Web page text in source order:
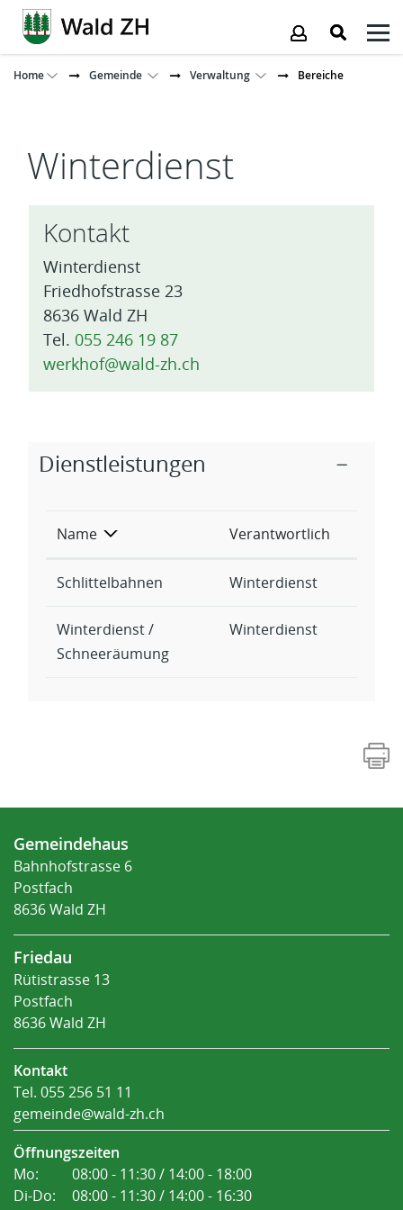
Kopfzeile
Home Gemeinde Verwaltung Bereiche
Inhalt
Winterdienst
Kontakt
Winterdienst
Friedhofstrasse 23
8636 Wald ZH
Tel. 055 246 19 87
werkhof@wald-zh.ch
Zugehörige Objekte
Dienstleistungen
Name Verantwortlich
Schlittelbahnen Winterdienst
Winterdienst /
Schneeräumung
Winterdienst
Fusszeile
Gemeindehaus
Bahnhofstrasse 6
Postfach
8636 Wald ZH
Friedau
Rütistrasse 13
Postfach
8636 Wald ZH
Kontakt
Tel. 055 256 51 11
gemeinde@wald-zh.ch
Öffnungszeiten
Mo:
08:00 - 11:30 / 14:00 - 18:00
Di-Do:
08:00 - 11:30 / 14:00 - 16:30